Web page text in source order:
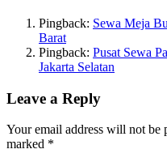
Pingback: Sewa Meja
Barat
Pingback: Pusat Sewa
Jakarta Selatan
Leave a Reply
Your email address will not be
marked *